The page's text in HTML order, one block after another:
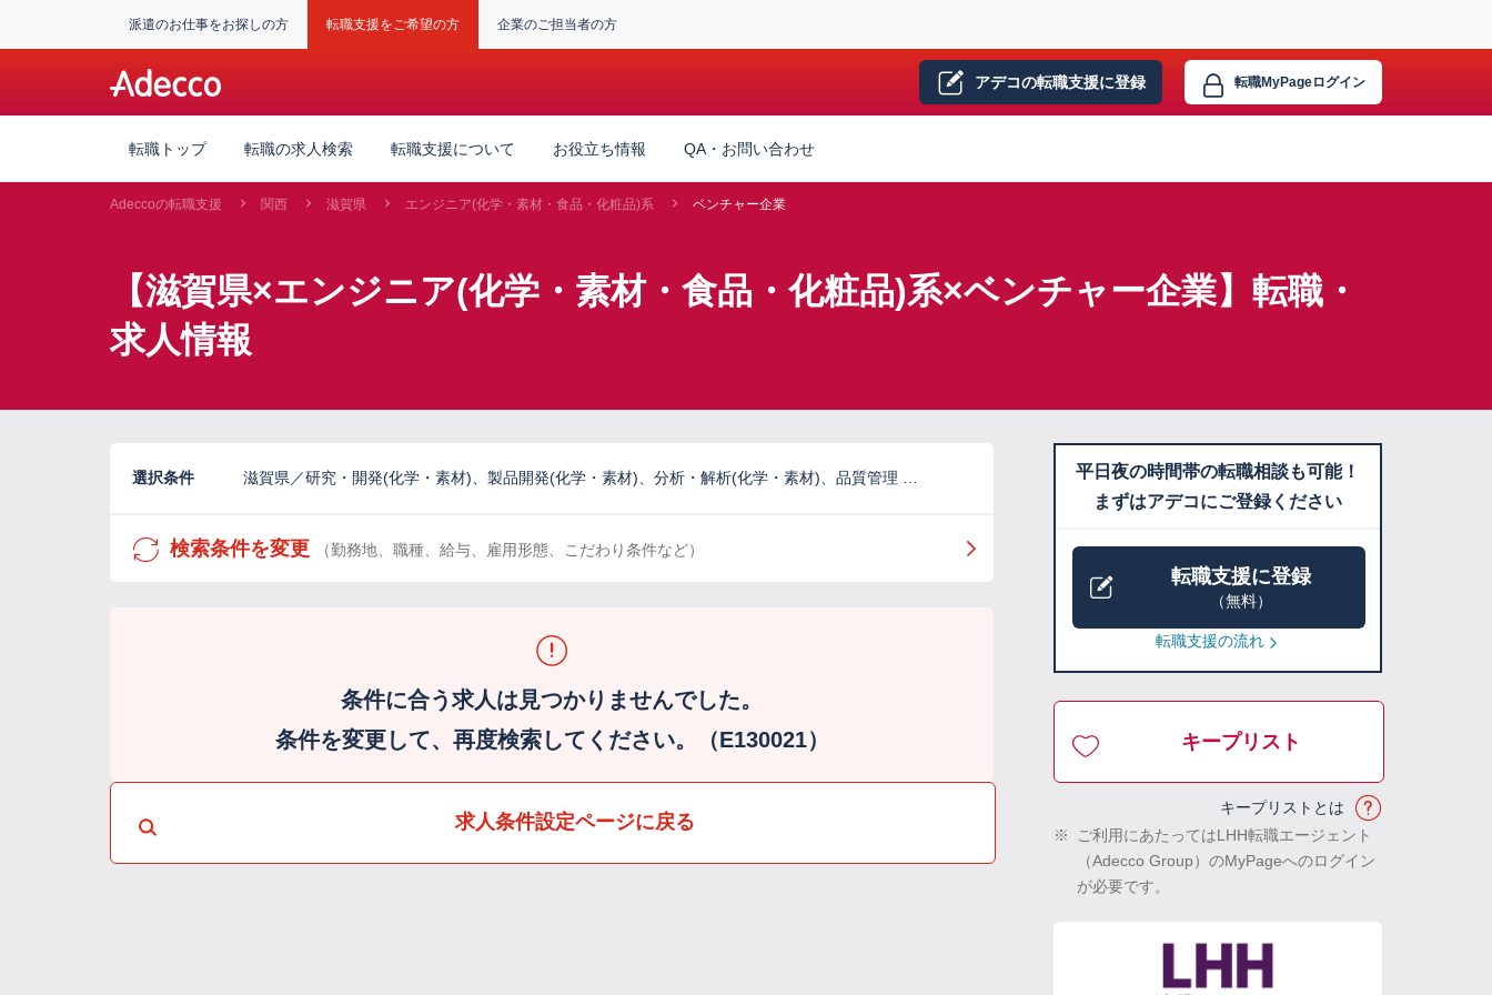
派遣のお仕事をお探しの方 転職支援をご希望の方 企業のご担当者の方
アデコの転職支援に登録 転職MyPageログイン
転職トップ 転職の求人検索 転職支援について お役立ち情報 QA・お問い合わせ
Adeccoの転職支援 関西 滋賀県 エンジニア(化学・素材・食品・化粧品)系 ベンチャー企業
【滋賀県×エンジニア(化学・素材・食品・化粧品)系×ベンチャー企業】転職・
求人情報
選択条件 滋賀県／研究・開発(化学・素材)、製品開発(化学・素材)、分析・解析(化学・素材)、品質管理 …
検索条件を変更 （勤務地、職種、給与、雇用形態、こだわり条件など）
条件に合う求人は見つかりませんでした。
条件を変更して、再度検索してください。（E130021）
求人条件設定ページに戻る
平日夜の時間帯の転職相談も可能！
まずはアデコにご登録ください
転職支援に登録
（無料）
転職支援の流れ
キープリスト
キープリストとは
※
ご利用にあたってはLHH転職エージェント
（Adecco Group）のMyPageへのログイン
が必要です。